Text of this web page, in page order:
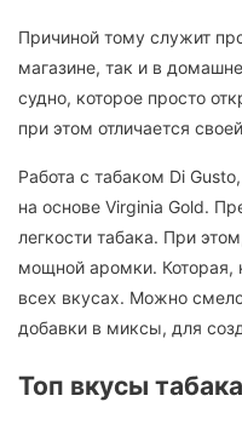
Причиной тому служит
магазине, так и в
судно, которое просто
при этом отличается
Работа с табаком Di
на основе Virginia Gold.
легкости табака. При
мощной аромки. Которая,
всех вкусах. Можно
добавки в миксы, для
Топ вкусы